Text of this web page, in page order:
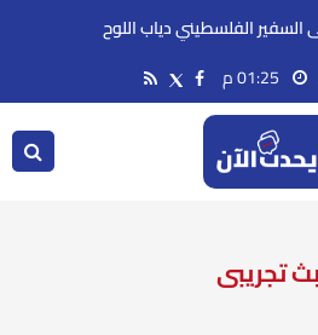
السفير الفلسطيني دياب اللوح
بث تجريبى